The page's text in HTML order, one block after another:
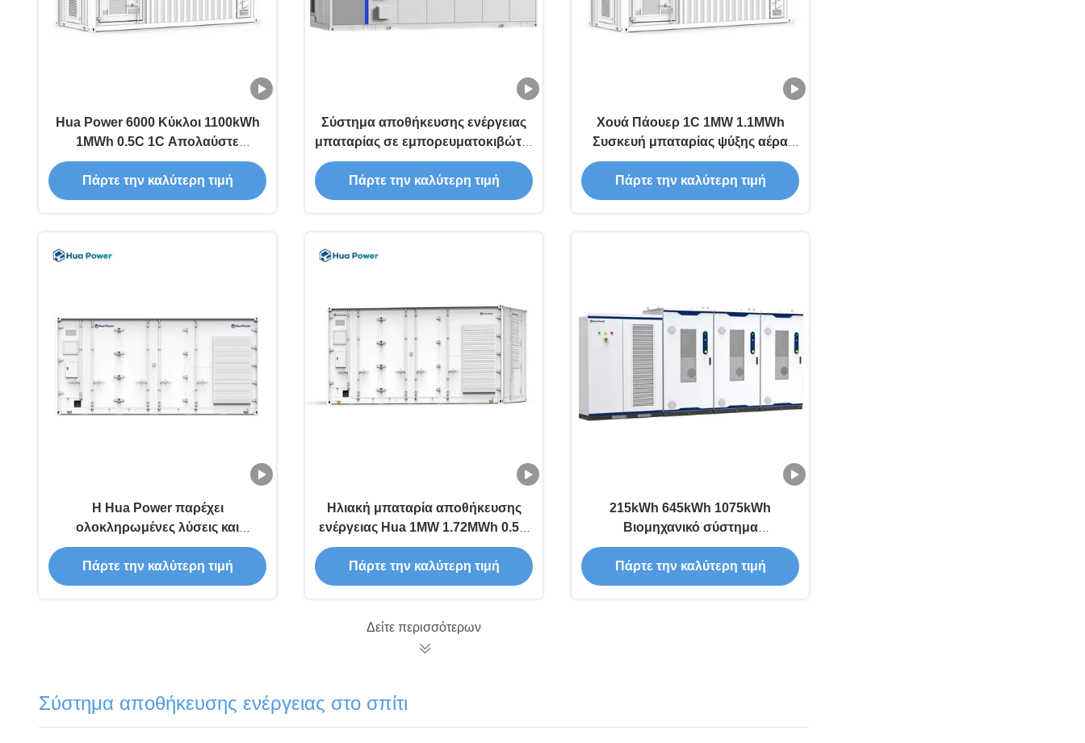
Hua Power 6000 Κύκλοι 1100kWh
1MWh 0.5C 1C Απολαύστε
Απαράμιλλη Ενεργειακή Απόδοση
με Σύστημα Αποθήκευσης
Ενέργειας σε Εμπορευματοκιβώτιο
Πάρτε την καλύτερη τιμή
Σύστημα αποθήκευσης ενέργειας
μπαταρίας σε εμπορευματοκιβώτιο
5.01MWh Υγρόψυξη για μεγάλης
κλίμακας έργα Κατασκευαστής
μπαταριών αποθήκευσης
Πάρτε την καλύτερη τιμή
Χουά Πάουερ 1C 1MW 1.1MWh
Συσκευή μπαταρίας ψύξης αέρα
BESS Ενσωματωμένη λύση ESS
Συστήμα αποθήκευσης μπαταρίας
ηλιακής ενέργειας
Πάρτε την καλύτερη τιμή
Η Hua Power παρέχει
ολοκληρωμένες λύσεις και
υπηρεσίες ESS 1MW 2MWh
2000kWh 0.5C δοχείο
αποθήκευσης ενέργειας
Πάρτε την καλύτερη τιμή
Ηλιακή μπαταρία αποθήκευσης
ενέργειας Hua 1MW 1.72MWh 0.5C
υγρή ψύξη εμπορική μπαταρία
αποθήκευσης ενέργειας
Πάρτε την καλύτερη τιμή
215kWh 645kWh 1075kWh
Βιομηχανικό σύστημα
αποθήκευσης ηλιακών μπαταριών
1MWh Υπηρεσία αποθήκευσης
ενέργειας On-grid Off-grid & Hybrid
Πάρτε την καλύτερη τιμή
Δείτε περισσότερων
Σύστημα αποθήκευσης ενέργειας στο σπίτι